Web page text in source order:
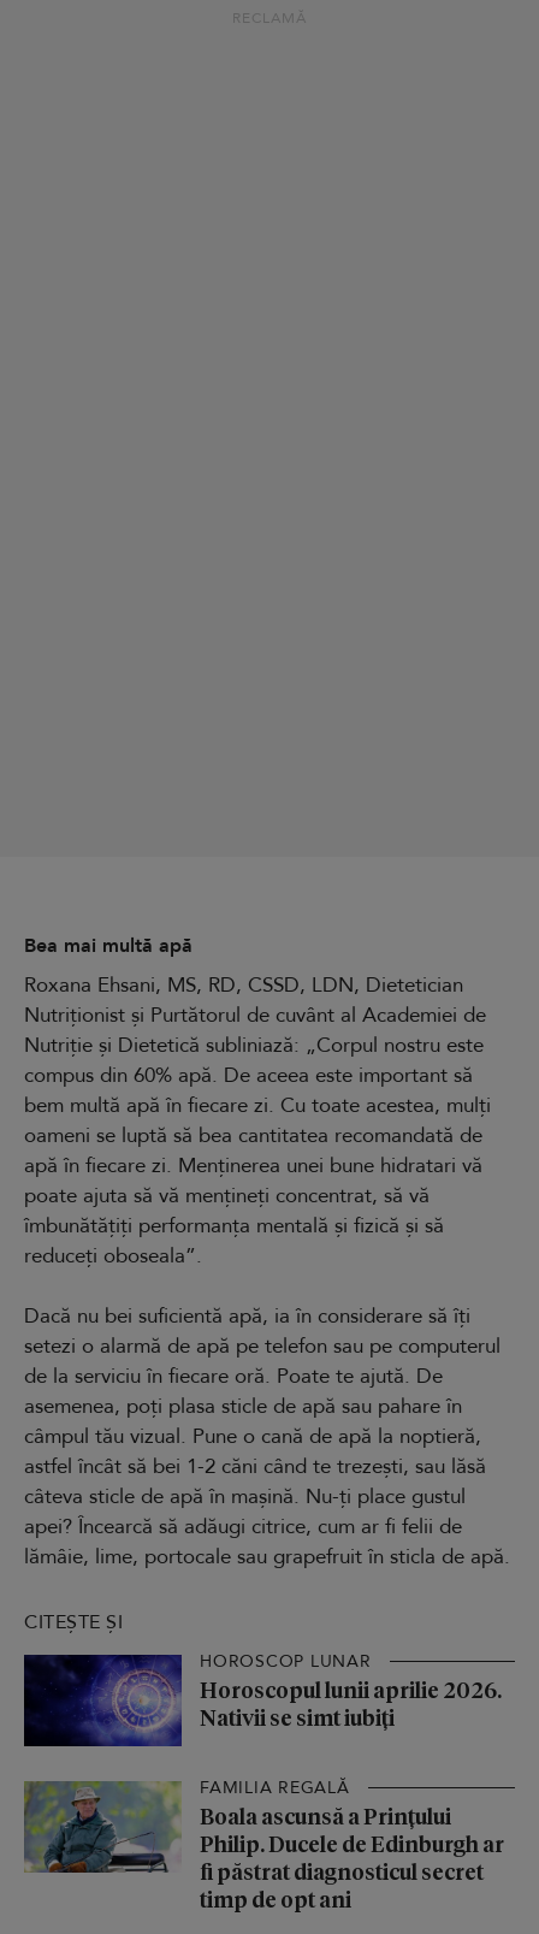
RECLAMĂ
Bea mai multă apă
Roxana Ehsani, MS, RD, CSSD, LDN, Dietetician
Nutriționist și Purtătorul de cuvânt al Academiei de
Nutriție și Dietetică subliniază: „Corpul nostru este
compus din 60% apă. De aceea este important să
bem multă apă în fiecare zi. Cu toate acestea, mulți
oameni se luptă să bea cantitatea recomandată de
apă în fiecare zi. Menținerea unei bune hidratari vă
poate ajuta să vă mențineți concentrat, să vă
îmbunătățiți performanța mentală și fizică și să
reduceți oboseala”.
Dacă nu bei suficientă apă, ia în considerare să îți
setezi o alarmă de apă pe telefon sau pe computerul
de la serviciu în fiecare oră. Poate te ajută. De
asemenea, poți plasa sticle de apă sau pahare în
câmpul tău vizual. Pune o cană de apă la noptieră,
astfel încât să bei 1-2 căni când te trezești, sau lăsă
câteva sticle de apă în mașină. Nu-ți place gustul
apei? Încearcă să adăugi citrice, cum ar fi felii de
lămâie, lime, portocale sau grapefruit în sticla de apă.
CITEȘTE ȘI
HOROSCOP LUNAR
Horoscopul lunii aprilie 2026.
Nativii se simt iubiți
FAMILIA REGALĂ
Boala ascunsă a Prințului
Philip. Ducele de Edinburgh ar
fi păstrat diagnosticul secret
timp de opt ani